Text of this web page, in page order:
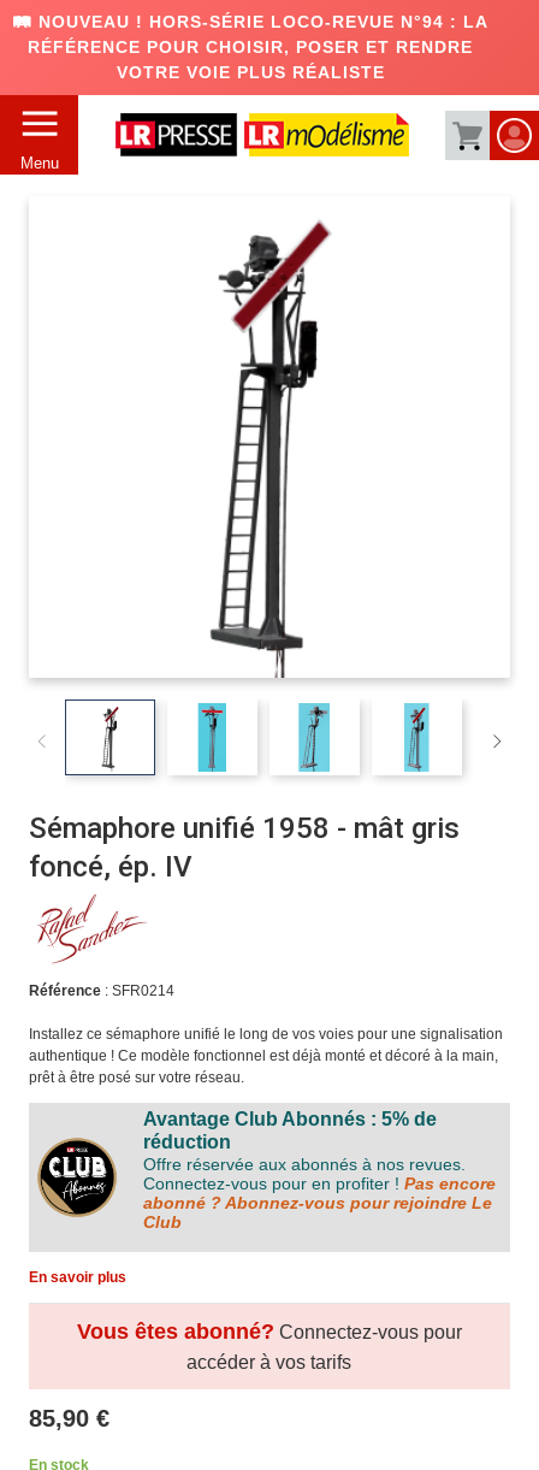
🛤️ NOUVEAU ! HORS-SÉRIE LOCO-REVUE N°94 : LA
RÉFÉRENCE POUR CHOISIR, POSER ET RENDRE
VOTRE VOIE PLUS RÉALISTE
Menu
Sémaphore unifié 1958 - mât gris
foncé, ép. IV
Référence: SFR0214
Installez ce sémaphore unifié le long de vos voies pour une signalisation
authentique ! Ce modèle fonctionnel est déjà monté et décoré à la main,
prêt à être posé sur votre réseau.
Avantage Club Abonnés : 5% de
réduction
Offre réservée aux abonnés à nos revues.
Connectez-vous pour en profiter ! Pas encore
abonné ? Abonnez-vous pour rejoindre Le
Club
En savoir plus
85,90 €
En stock
Vous êtes abonné? Connectez-vous pour
accéder à vos tarifs